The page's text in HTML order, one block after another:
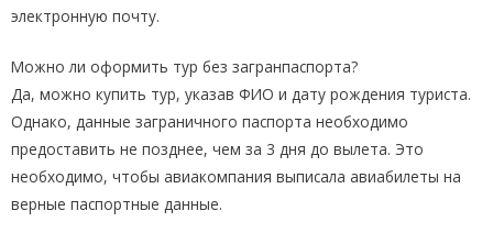
электронную почту.
Можно ли оформить тур без загранпаспорта?
Да, можно купить тур, указав ФИО и дату рождения туриста.
Однако, данные заграничного паспорта необходимо
предоставить не позднее, чем за 3 дня до вылета. Это
необходимо, чтобы авиакомпания выписала авиабилеты на
верные паспортные данные.